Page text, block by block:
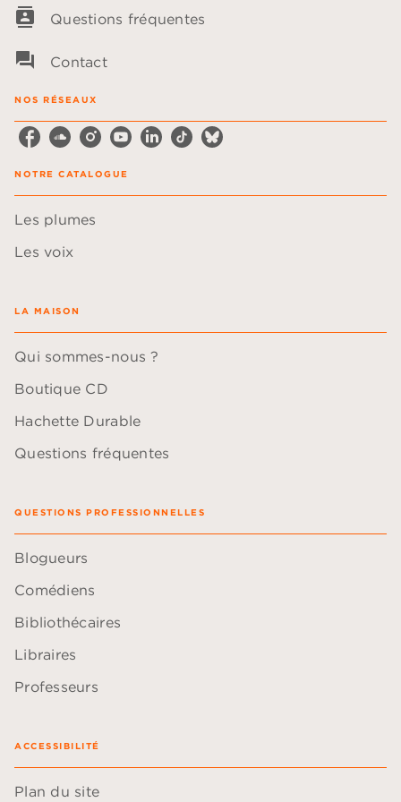
contacts Questions fréquentes
question_answer Contact
NOS RÉSEAUX
NOTRE CATALOGUE
Les plumes
Les voix
LA MAISON
Qui sommes-nous ?
Boutique CD
Hachette Durable
Questions fréquentes
QUESTIONS PROFESSIONNELLES
Blogueurs
Comédiens
Bibliothécaires
Libraires
Professeurs
ACCESSIBILITÉ
Plan du site